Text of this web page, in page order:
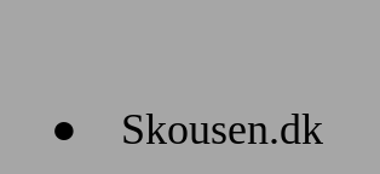
● Skousen.dk